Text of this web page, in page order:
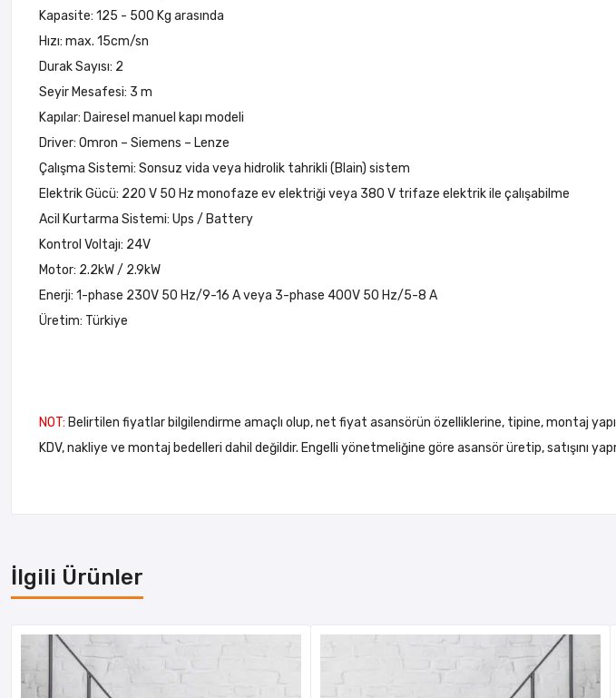
Kapasite: 125 - 500 Kg arasında
Hızı: max. 15cm/sn
Durak Sayısı: 2
Seyir Mesafesi: 3 m
Kapılar: Dairesel manuel kapı modeli
Driver: Omron – Siemens – Lenze
Çalışma Sistemi: Sonsuz vida veya hidrolik tahrikli (Blain) sistem
Elektrik Gücü: 220 V 50 Hz monofaze ev elektriği veya 380 V trifaze elektrik ile çalışabilme
Acil Kurtarma Sistemi: Ups / Battery
Kontrol Voltajı: 24V
Motor: 2.2kW / 2.9kW
Enerji: 1-phase 230V 50 Hz/9-16 A veya 3-phase 400V 50 Hz/5-8 A
Üretim: Türkiye
NOT: Belirtilen fiyatlar bilgilendirme amaçlı olup, net fiyat asansörün özelliklerine, tipine, montaj
KDV, nakliye ve montaj bedelleri dahil değildir. Engelli yönetmeliğine göre asansör üretip, satışını
İlgili Ürünler